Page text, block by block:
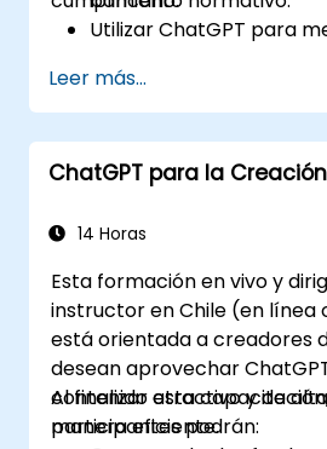
Utilizar ChatGPT para
proporcionar
personalizada.
Automatizar tareas
mediante ChatGPT.
cumplimiento normativo
bancarias.
Leer más...
ChatGPT para la
14 Horas
Esta formación en vivo y
instructor en Chile (en línea
está orientada a creadores
desean aprovechar
contenido atractivo y de
manera eficiente.
Al finalizar esta
participantes podrán: